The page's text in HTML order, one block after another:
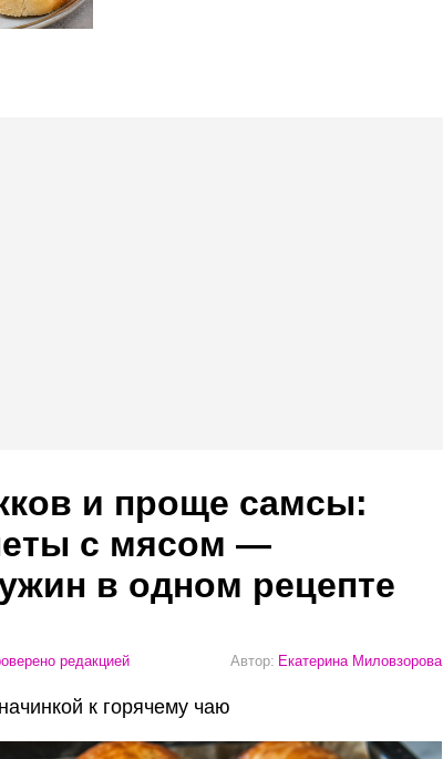
и проще самсы:
с мясом —
в одном рецепте
редакцией Автор: Екатерина Миловзорова
к горячему чаю